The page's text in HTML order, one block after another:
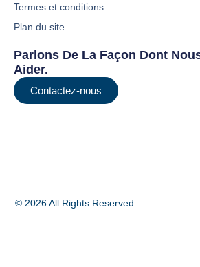
Termes et conditions
Plan du site
Parlons De La Façon Dont
Aider.
Contactez-nous
© 2026 All Rights Reserved.